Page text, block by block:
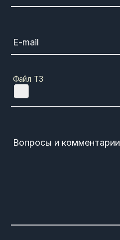
E-mail
Файл ТЗ
Вопросы и комментарии